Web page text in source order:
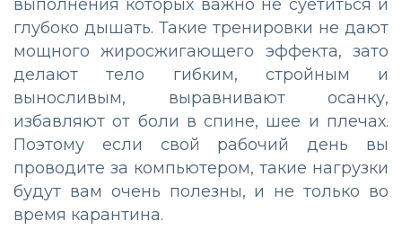
выполнения которых важно не суетиться и
глубоко дышать. Такие тренировки не дают
мощного жиросжигающего эффекта, зато
делают тело гибким, стройным и
выносливым, выравнивают осанку,
избавляют от боли в спине, шее и плечах.
Поэтому если свой рабочий день вы
проводите за компьютером, такие нагрузки
будут вам очень полезны, и не только во
время карантина.